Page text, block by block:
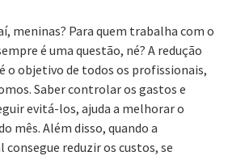
meninas? Para quem trabalha com o
é uma questão, né? A redução
o objetivo de todos os profissionais,
Saber controlar os gastos e
evitá-los, ajuda a melhorar o
mês. Além disso, quando a
reduzir os custos, se